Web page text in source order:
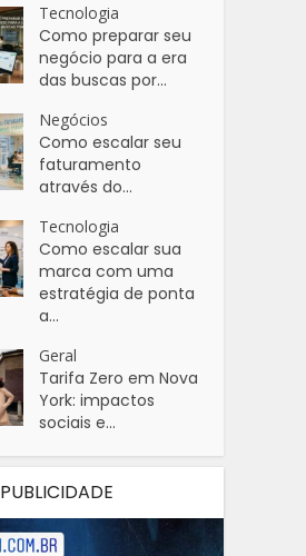
Tecnologia
Como preparar seu
negócio para a era
das buscas por...
Negócios
Como escalar seu
faturamento
através do...
Tecnologia
Como escalar sua
marca com uma
estratégia de ponta
a...
Geral
Tarifa Zero em Nova
York: impactos
sociais e...
PUBLICIDADE